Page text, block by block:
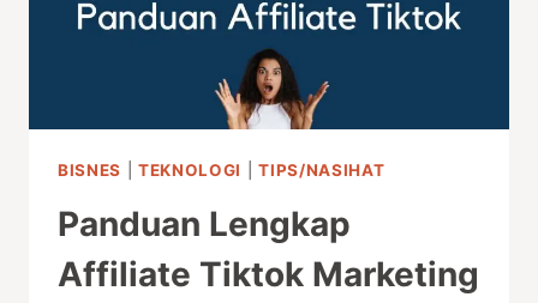
BISNES |TEKNOLOGI |TIPS/NASIHAT
Panduan Lengkap
Affiliate Tiktok Marketing